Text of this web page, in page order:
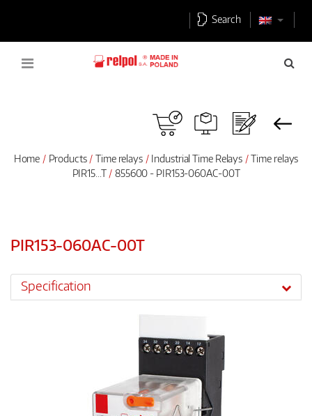
Search
Home Products Time relays Industrial Time Relays
Time relays
PIR15...T
855600 - PIR153-060AC-00T
PIR153-060AC-00T
Specification